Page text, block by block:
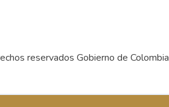
reservados Gobierno de Colombia